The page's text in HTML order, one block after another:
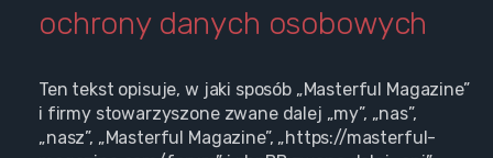
ochrony danych osobowych
Ten tekst opisuje, w jaki sposób „Masterful Magazine”
i firmy stowarzyszone zwane dalej „my”, „nas”,
„nasz”, „Masterful Magazine”, „https://masterful-